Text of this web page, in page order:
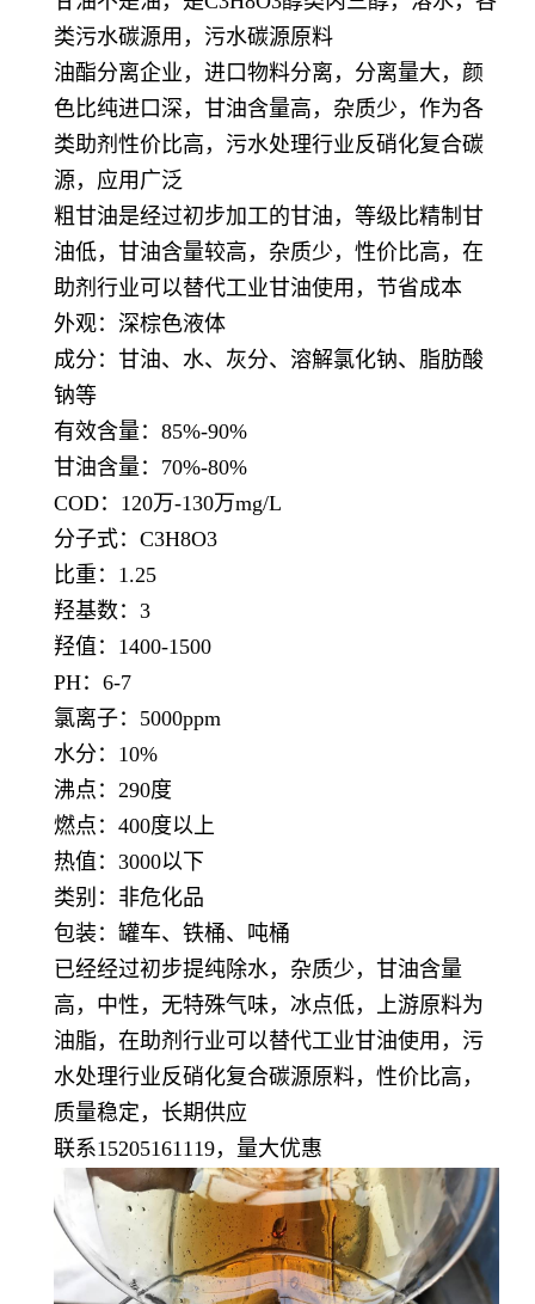
类污水碳源用，污水碳源原料
油酯分离企业，进口物料分离，分离量大，颜
色比纯进口深，甘油含量高，杂质少，作为各
类助剂性价比高，污水处理行业反硝化复合碳
源，应用广泛
粗甘油是经过初步加工的甘油，等级比精制甘
油低，甘油含量较高，杂质少，性价比高，在
助剂行业可以替代工业甘油使用，节省成本
外观：深棕色液体
成分：甘油、水、灰分、溶解氯化钠、脂肪酸
钠等
有效含量：85%-90%
甘油含量：70%-80%
COD：120万-130万mg/L
分子式：C3H8O3
比重：1.25
羟基数：3
羟值：1400-1500
PH：6-7
氯离子：5000ppm
水分：10%
沸点：290度
燃点：400度以上
热值：3000以下
类别：非危化品
包装：罐车、铁桶、吨桶
已经经过初步提纯除水，杂质少，甘油含量
高，中性，无特殊气味，冰点低，上游原料为
油脂，在助剂行业可以替代工业甘油使用，污
水处理行业反硝化复合碳源原料，性价比高，
质量稳定，长期供应
联系15205161119，量大优惠